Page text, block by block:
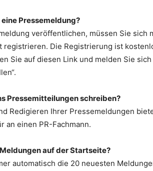
Pressemeldung?
veröffentlichen, müssen Sie
registrieren. Die Registrierung ist
Sie auf diesen Link und melden Sie
Pressemitteilungen schreiben?
Redigieren Ihrer Pressemeldungen
an einen PR-Fachmann.
auf der Startseite?
automatisch die 20 neuesten